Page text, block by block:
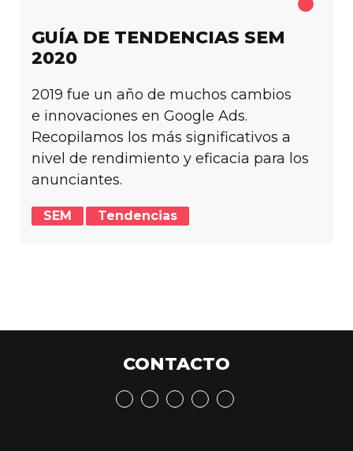
GUÍA DE TENDENCIAS SEM
2020
2019 fue un año de muchos cambios
e innovaciones en Google Ads.
Recopilamos los más significativos a
nivel de rendimiento y eficacia para los
anunciantes.
SEM Tendencias
CONTACTO